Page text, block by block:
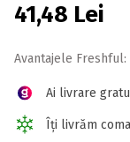
41,48 Lei
Avantajele Freshful:
Ai livrare
Îți livrăm